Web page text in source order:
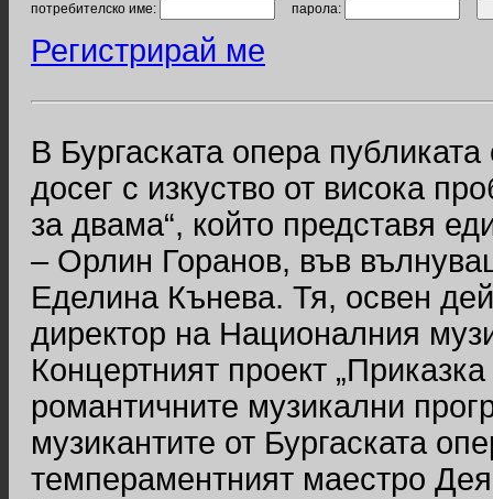
потребителско име: парола:
Регистрирай ме
В Бургаската опера
досег с изкуство от висока
за двама“, който представя
– Орлин Горанов, във
Еделина Кънева. Тя, освен
директор на Националния
Концертният проект
романтичните музикални
музикантите от Бургаската
темпераментният маестро